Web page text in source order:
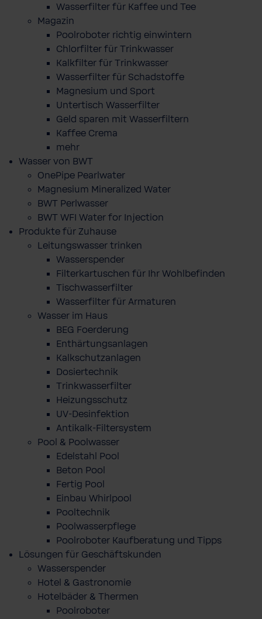
Wasserfilter für Kaffee und Tee
Magazin
Poolroboter richtig einwintern
Chlorfilter für Trinkwasser
Kalkfilter für Trinkwasser
Wasserfilter für Schadstoffe
Magnesium und Sport
Untertisch Wasserfilter
Geld sparen mit Wasserfiltern
Kaffee Crema
mehr
Wasser von BWT
OnePipe Pearlwater
Magnesium Mineralized Water
BWT Perlwasser
BWT WFI Water for Injection
Produkte für Zuhause
Leitungswasser trinken
Wasserspender
Filterkartuschen für Ihr Wohlbefinden
Tischwasserfilter
Wasserfilter für Armaturen
Wasser im Haus
BEG Foerderung
Enthärtungsanlagen
Kalkschutzanlagen
Dosiertechnik
Trinkwasserfilter
Heizungsschutz
UV-Desinfektion
Antikalk-Filtersystem
Pool & Poolwasser
Edelstahl Pool
Beton Pool
Fertig Pool
Einbau Whirlpool
Pooltechnik
Poolwasserpflege
Poolroboter Kaufberatung und Tipps
Lösungen für Geschäftskunden
Wasserspender
Hotel & Gastronomie
Hotelbäder & Thermen
Poolroboter